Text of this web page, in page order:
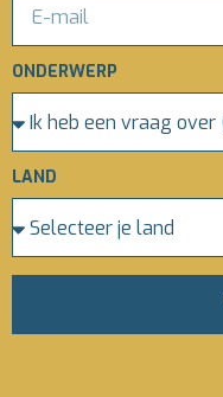
ONDERWERP
LAND